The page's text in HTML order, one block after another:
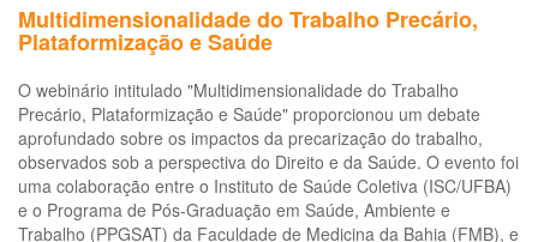
Multidimensionalidade do Trabalho Precário,
Plataformização e Saúde
O webinário intitulado "Multidimensionalidade do Trabalho
Precário, Plataformização e Saúde" proporcionou um debate
aprofundado sobre os impactos da precarização do trabalho,
observados sob a perspectiva do Direito e da Saúde. O evento foi
uma colaboração entre o Instituto de Saúde Coletiva (ISC/UFBA)
e o Programa de Pós-Graduação em Saúde, Ambiente e
Trabalho (PPGSAT) da Faculdade de Medicina da Bahia (FMB), e